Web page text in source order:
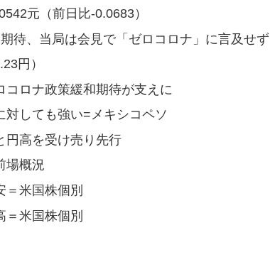
元（前日比-0.0683）
、当局は会見で「ゼロコロナ」に言及せず
円）
ロナ政策緩和期待が支えに
対しても強い=メキシコペソ
円高を受け売り先行
場概況
＝米国株個別
＝米国株個別